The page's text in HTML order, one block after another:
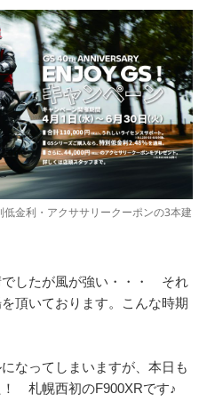
金利・アクササリークーポンの3本建
でしたが風が強い・・・ それ
頂いております。こんな時期
なってしまいますが、本日も
札幌西初のF900XRです♪